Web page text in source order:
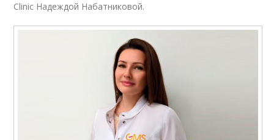
Clinic Надеждой Набатниковой.